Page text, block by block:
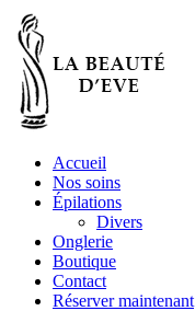
Accueil
Nos soins
Épilations
Divers
Onglerie
Boutique
Contact
Réserver maintenant